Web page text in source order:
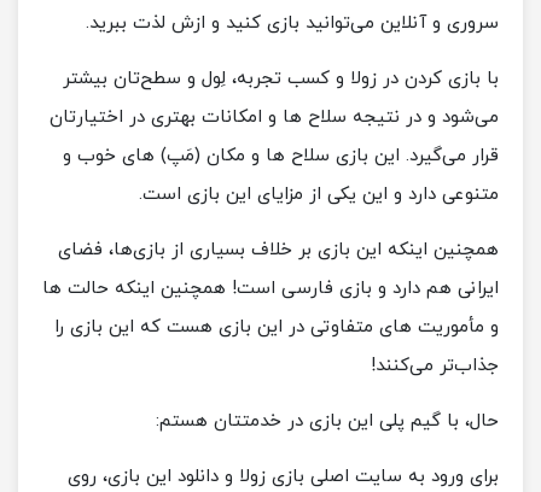
سروری و آنلاین می‌توانید بازی کنید و ازش لذت ببرید.
با بازی کردن در زولا و کسب تجربه، لِول و سطح‌تان بیشتر
می‌شود و در نتیجه سلاح ها و امکانات بهتری در اختیارتان
قرار می‌گیرد. این بازی سلاح ها و مکان (مَپ) های خوب و
متنوعی دارد و این یکی از مزایای این بازی است.
همچنین اینکه این بازی بر خلاف بسیاری از بازی‌ها، فضای
ایرانی هم دارد و بازی فارسی است! همچنین اینکه حالت ها
و مأموریت های متفاوتی در این بازی هست که این بازی را
جذاب‌تر می‌کنند!
حال، با گیم پلی این بازی در خدمتتان هستم:
برای ورود به سایت اصلی بازی زولا و دانلود این بازی، روی